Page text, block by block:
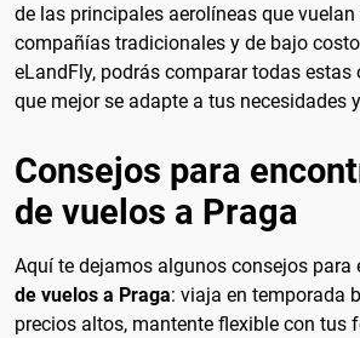
de las principales aerolíneas que
compañías tradicionales y de bajo
eLandFly, podrás comparar todas estas
que mejor se adapte a tus necesidades
Consejos para
de vuelos a Praga
Aquí te dejamos algunos consejos para
de vuelos a Praga: viaja en temporada
precios altos, mantente flexible con tus